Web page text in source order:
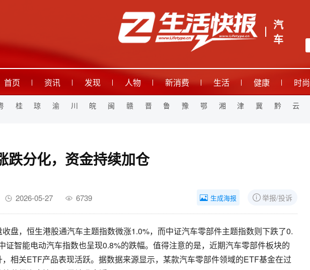
汽
车
首页 资讯 发现 人物 新消费 生活 健康 时尚
桂 琼 渝 川 皖 闽 赣 晋 鲁 豫 鄂 湘 津 冀 黔 云
跌分化，资金持续加仓
2026-05-27 6739 生成海报 举报/投诉
盘，恒生港股通汽车主题指数微涨1.0%，而中证汽车零部件主题指数则下跌了0.
证智能电动汽车指数也呈现0.8%的跌幅。值得注意的是，近期汽车零部件板块的
相关ETF产品表现活跃。据数据来源显示，某款汽车零部件领域的ETF基金在过